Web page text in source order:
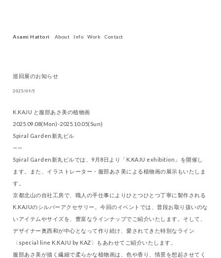
Asami Hattori About Info Work Contact
巡回展のお知らせ
2025/09/5
K.KAJU と服部あさ美の植物画
2025.09.08(Mon)-2025.10.05(Sun)
Spiral Garden新丸ビル
——
Spiral Garden新丸ビルでは、9月8日より「K.KAJU exhibition」を開催し
ます。また、イラストレーター・服部あさ美による植物画の展示もいたしま
す。
京都北山の自社工房で、職人の手仕事によりひとつひとつ丁寧に製作される
K.KAJUのシルバーアクセサリー。今回のイベントでは、普段お取り扱いのな
いアイテムやサイズを、豊富なラインナップでご紹介いたします。そして、
デザイナー奥西和が中心となって作り続け、愛されてきた特別なライン
〈special line K.KAJU by KAZ〉もあわせてご紹介いたします。
服部あさ美が描く繊細で柔らかな植物画は、色や香り、情景を想起させてく